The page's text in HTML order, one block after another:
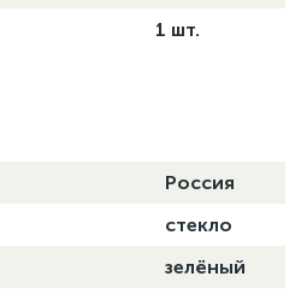
1 шт.
Россия
стекло
зелёный